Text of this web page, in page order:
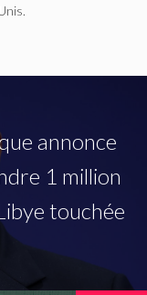
annonce
1 million
touchée